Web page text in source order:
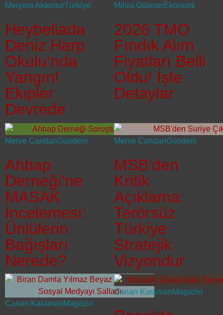
Meryem AktemurTürkiye
Heybeliada
Deniz Harp
Okulu’nda
Yangın!
Ekipler
Devrede
Mihra GüleserEkonomi
2026 TMO
Fındık Alım
Fiyatları Belli
Oldu! İşte
Detaylar
Merve CandanGündem
Ahbap
Derneği’ne
MASAK
İncelemesi:
Ünlülerin
Bağışları
Nerede?
Merve CandanGündem
MSB’den
Kritik
Açıklama:
Terörsüz
Türkiye
Stratejik
Vizyondur
Canan KaramanMagazin
Canan KaramanMagazin